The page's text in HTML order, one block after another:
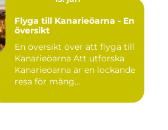
Flyga till Kanarieöarna - En
översikt
En översikt över att flyga till
Kanarieöarna Att utforska
Kanarieöarna är en lockande
resa för mång...